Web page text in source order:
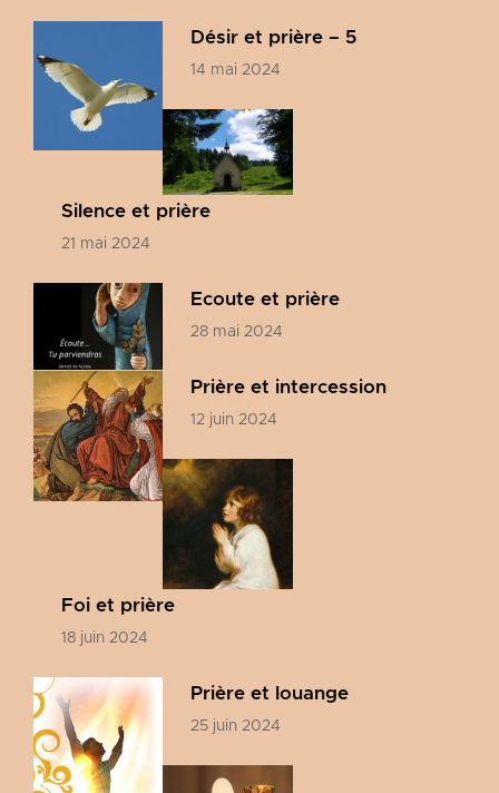
Désir et prière – 5
14 mai 2024
Silence et prière
21 mai 2024
Ecoute et prière
28 mai 2024
Prière et intercession
12 juin 2024
Foi et prière
18 juin 2024
Prière et louange
25 juin 2024